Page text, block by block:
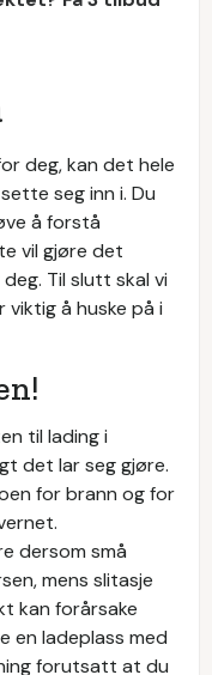
deg, kan det hele
seg inn i. Du
å forstå
vil gjøre det
Til slutt skal vi
å huske på i
til lading i
det lar seg gjøre.
for brann og for
dersom små
mens slitasje
kan forårsake
en ladeplass med
forutsatt at du